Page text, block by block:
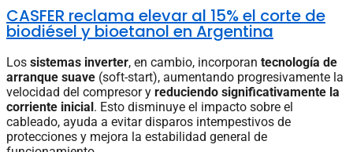
CASFER reclama elevar al 15% el corte de
biodiésel y bioetanol en Argentina
Los sistemas inverter, en cambio, incorporan tecnología de
arranque suave (soft-start), aumentando progresivamente la
velocidad del compresor y reduciendo significativamente la
corriente inicial. Esto disminuye el impacto sobre el
cableado, ayuda a evitar disparos intempestivos de
protecciones y mejora la estabilidad general de